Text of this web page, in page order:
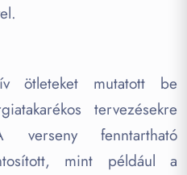
ötleteket mutatott be
tervezésekre
fenntartható
mint például a